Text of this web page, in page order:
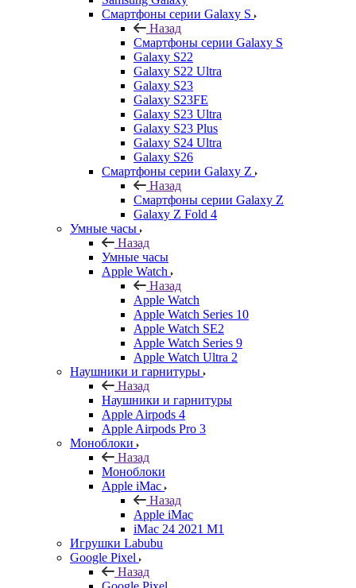
Смартфоны серии Galaxy S
Назад
Смартфоны серии Galaxy S
Galaxy S22
Galaxy S22 Ultra
Galaxy S23
Galaxy S23FE
Galaxy S23 Ultra
Galaxy S23 Plus
Galaxy S24 Ultra
Galaxy S26
Смартфоны серии Galaxy Z
Назад
Смартфоны серии Galaxy Z
Galaxy Z Fold 4
Умные часы
Назад
Умные часы
Apple Watch
Назад
Apple Watch
Apple Watch Series 10
Apple Watch SE2
Apple Watch Series 9
Apple Watch Ultra 2
Наушники и гарнитуры
Назад
Наушники и гарнитуры
Apple Airpods 4
Apple Airpods Pro 3
Моноблоки
Назад
Моноблоки
Apple iMac
Назад
Apple iMac
iMac 24 2021 M1
Игрушки Labubu
Google Pixel
Назад